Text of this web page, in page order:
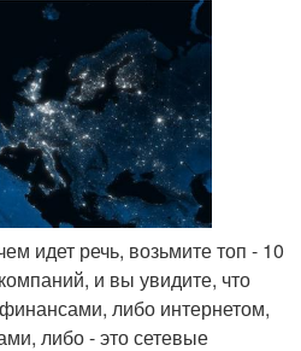
идет речь, возьмите топ - 10
и вы увидите, что
либо интернетом,
либо - это сетевые